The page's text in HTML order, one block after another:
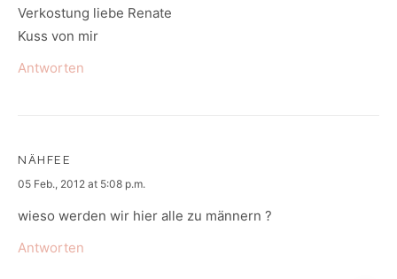
Verkostung liebe Renate
Kuss von mir
Antworten
NÄHFEE
says:
05 Feb., 2012 at 5:08 p.m.
wieso werden wir hier alle zu männern ?
Antworten